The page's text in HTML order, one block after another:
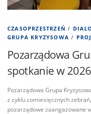
CZASOPRZESTRZEŃ /
GRUPA KRYZYSOWA /
Pozarządowa
spotkanie w 2026
Pozarządowa Grupa
z cyklu comiesięcznych
pozarządowe zaangażowane